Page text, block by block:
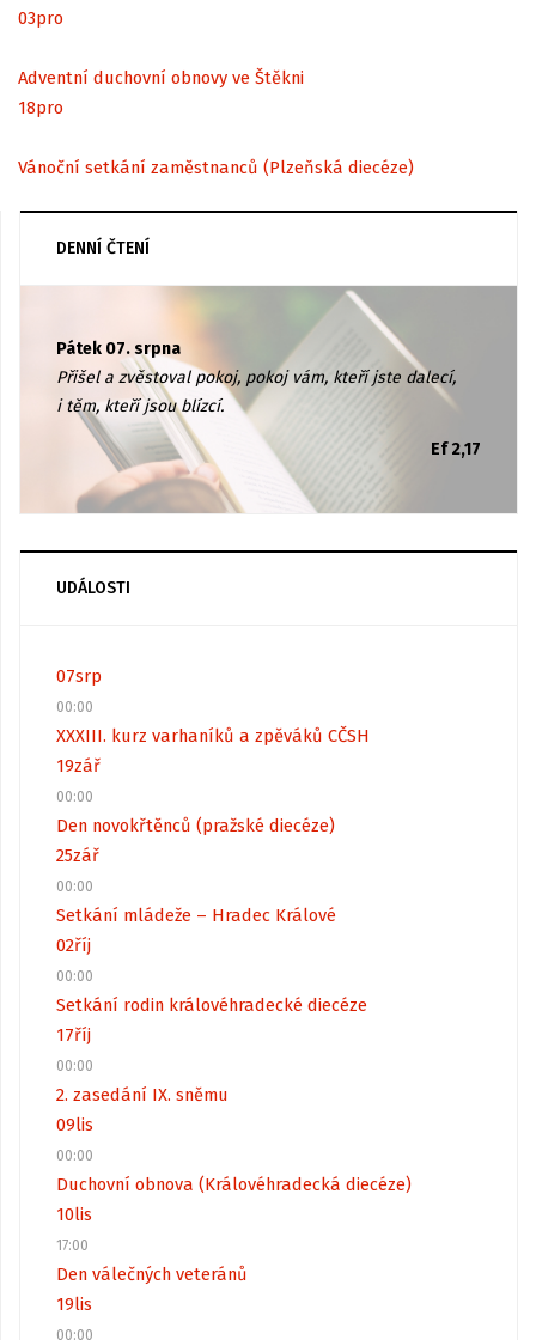
03pro
Adventní duchovní obnovy ve Štěkni
18pro
Vánoční setkání zaměstnanců (Plzeňská diecéze)
DENNÍ ČTENÍ
Pátek 07. srpna
Přišel a zvěstoval pokoj, pokoj vám, kteří jste dalecí,
i těm, kteří jsou blízcí.
Ef 2,17
UDÁLOSTI
07srp
00:00
XXXIII. kurz varhaníků a zpěváků CČSH
19zář
00:00
Den novokřtěnců (pražské diecéze)
25zář
00:00
Setkání mládeže – Hradec Králové
02říj
00:00
Setkání rodin královéhradecké diecéze
17říj
00:00
2. zasedání IX. sněmu
09lis
00:00
Duchovní obnova (Královéhradecká diecéze)
10lis
17:00
Den válečných veteránů
19lis
00:00